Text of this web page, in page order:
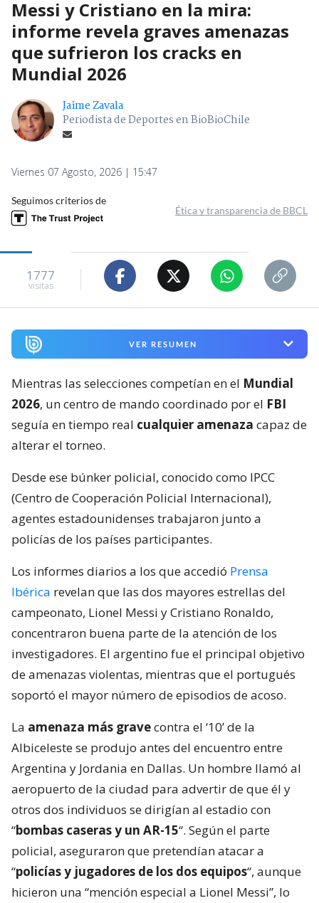
Messi y Cristiano en la mira:
informe revela graves amenazas
que sufrieron los cracks en
Mundial 2026
Jaime Zavala
Periodista de Deportes en BioBioChile
Viernes 07 Agosto, 2026 | 15:47
Seguimos criterios de
Ética y transparencia de BBCL
1777
visitas
VER RESUMEN
Mientras las selecciones competían en el Mundial
2026, un centro de mando coordinado por el FBI
seguía en tiempo real cualquier amenaza capaz de
alterar el torneo.
Desde ese búnker policial, conocido como IPCC
(Centro de Cooperación Policial Internacional),
agentes estadounidenses trabajaron junto a
policías de los países participantes.
Los informes diarios a los que accedió Prensa
Ibérica revelan que las dos mayores estrellas del
campeonato, Lionel Messi y Cristiano Ronaldo,
concentraron buena parte de la atención de los
investigadores. El argentino fue el principal objetivo
de amenazas violentas, mientras que el portugués
soportó el mayor número de episodios de acoso.
La amenaza más gravecontra el ‘10’ de la
Albiceleste se produjo antes del encuentro entre
Argentina y Jordania en Dallas. Un hombre llamó al
aeropuerto de la ciudad para advertir de que él y
otros dos individuos se dirigían al estadio con
“bombas caseras y un AR-15“. Según el parte
policial, aseguraron que pretendían atacar a
“policías y jugadores de los dos equipos“, aunque
hicieron una “mención especial a Lionel Messi”, lo